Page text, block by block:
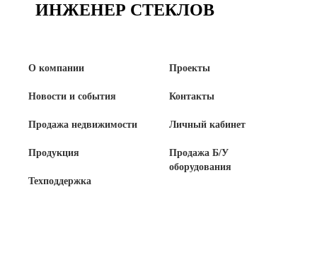
ИНЖЕНЕР СТЕКЛОВ
О компании
Новости и события
Продажа недвижимости
Продукция
Техподдержка
Проекты
Контакты
Личный кабинет
Продажа Б/У
оборудования